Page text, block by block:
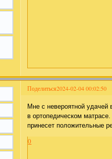
Поделиться2024-02-04 00:02:50
Мне с невероятной
в ортопедическом
принесет положительные
0